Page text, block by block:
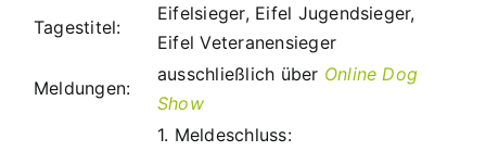
Tagestitel:
Eifelsieger, Eifel Jugendsieger,
Eifel Veteranensieger
Meldungen:
ausschließlich über Online Dog
Show
1. Meldeschluss: